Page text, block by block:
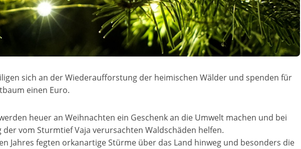
sich an der Wiederaufforstung der heimischen Wälder und spenden für
einen Euro.
heuer an Weihnachten ein Geschenk an die Umwelt machen und bei
vom Sturmtief Vaja verursachten Waldschäden helfen.
Jahres fegten orkanartige Stürme über das Land hinweg und besonders die